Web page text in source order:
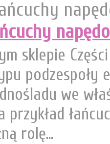
sklepie
podzespoły
we
przykład
rolę...